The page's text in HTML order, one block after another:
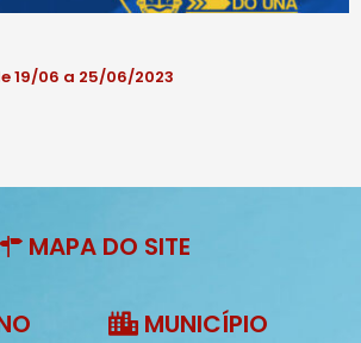
19/06 a 25/06/2023
MAPA DO SITE
MUNICÍPIO